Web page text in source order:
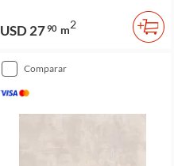
USD 2790 m2
comparar